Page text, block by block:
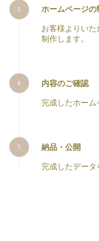
ホームページの
お客様よりい
制作します。
内容のご確認
完成したホーム
納品・公開
完成したデータ